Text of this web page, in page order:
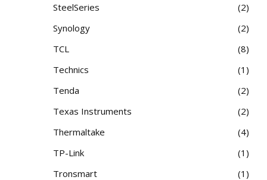
SteelSeries
2
Synology
2
TCL
8
Technics
1
Tenda
2
Texas Instruments
2
Thermaltake
4
TP-Link
1
Tronsmart
1